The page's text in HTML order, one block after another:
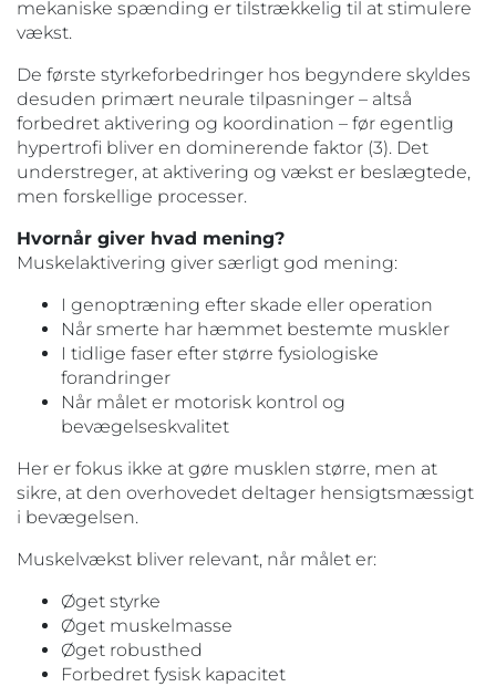
mekaniske spænding er tilstrækkelig til at stimulere
vækst.
De første styrkeforbedringer hos begyndere skyldes
desuden primært neurale tilpasninger – altså
forbedret aktivering og koordination – før egentlig
hypertrofi bliver en dominerende faktor (3). Det
understreger, at aktivering og vækst er beslægtede,
men forskellige processer.
Hvornår giver hvad mening?
Muskelaktivering giver særligt god mening:
I genoptræning efter skade eller operation
Når smerte har hæmmet bestemte muskler
I tidlige faser efter større fysiologiske
forandringer
Når målet er motorisk kontrol og
bevægelseskvalitet
Her er fokus ikke at gøre musklen større, men at
sikre, at den overhovedet deltager hensigtsmæssigt
i bevægelsen.
Muskelvækst bliver relevant, når målet er:
Øget styrke
Øget muskelmasse
Øget robusthed
Forbedret fysisk kapacitet